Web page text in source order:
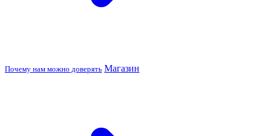
Почему нам можно доверять Магазин